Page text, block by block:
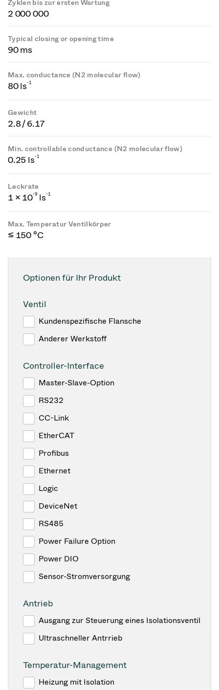
Zyklen bis zur ersten Wartung
2 000 000
Typical closing or opening time
90 ms
Max. conductance (N2 molecular flow)
80 ls-1
Gewicht
2.8 / 6.17
Min. controllable conductance (N2 molecular flow)
0.25 ls-1
Leckrate
1 × 10-9 ls-1
Max. Temperatur Ventilkörper
≤ 150 °C
Optionen für Ihr Produkt
Ventil
Kundenspezifische Flansche
Anderer Werkstoff
Controller-Interface
Master-Slave-Option
RS232
CC-Link
EtherCAT
Profibus
Ethernet
Logic
DeviceNet
RS485
Power Failure Option
Power DIO
Sensor-Stromversorgung
Antrieb
Ausgang zur Steuerung eines Isolationsventil
Ultraschneller Antrrieb
Temperatur-Management
Heizung mit Isolation